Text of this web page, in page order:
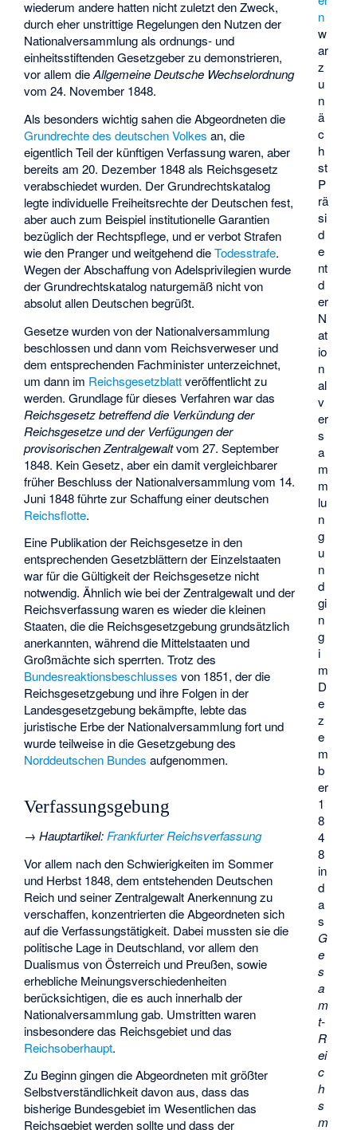
n
w
ar
z
u
n
ä
c
h
st
P
rä
si
d
e
nt
d
er
N
at
io
n
al
v
er
s
a
m
m
lu
n
g
u
n
d
gi
n
g
i
m
D
e
z
e
m
b
er
1
8
4
8
in
d
a
s
G
e
s
a
m
t-
R
ei
c
h
s
m
wiederum andere hatten nicht zuletzt den Zweck,
durch eher unstrittige Regelungen den Nutzen der
Nationalversammlung als ordnungs- und
einheitsstiftenden Gesetzgeber zu demonstrieren,
vor allem dieAllgemeine Deutsche Wechselordnung
vom 24. November 1848.
Als besonders wichtig sahen die Abgeordneten die
Grundrechte des deutschen Volkes an, die
eigentlich Teil der künftigen Verfassung waren, aber
bereits am 20. Dezember 1848 als Reichsgesetz
verabschiedet wurden. Der Grundrechtskatalog
legte individuelle Freiheitsrechte der Deutschen fest,
aber auch zum Beispiel institutionelle Garantien
bezüglich der Rechtspflege, und er verbot Strafen
wie den Pranger und weitgehend dieTodesstrafe.
Wegen der Abschaffung von Adelsprivilegien wurde
der Grundrechtskatalog naturgemäß nicht von
absolut allen Deutschen begrüßt.
Gesetze wurden von der Nationalversammlung
beschlossen und dann vom Reichsverweser und
dem entsprechenden Fachminister unterzeichnet,
um dann im Reichsgesetzblattveröffentlicht zu
werden. Grundlage für dieses Verfahren war das
Reichsgesetz betreffend die Verkündung der
Reichsgesetze und der Verfügungen der
provisorischen Zentralgewaltvom 27. September
1848. Kein Gesetz, aber ein damit vergleichbarer
früher Beschluss der Nationalversammlung vom 14.
Juni 1848 führte zur Schaffung einer deutschen
Reichsflotte.
Eine Publikation der Reichsgesetze in den
entsprechenden Gesetzblättern der Einzelstaaten
war für die Gültigkeit der Reichsgesetze nicht
notwendig. Ähnlich wie bei der Zentralgewalt und der
Reichsverfassung waren es wieder die kleinen
Staaten, die die Reichsgesetzgebung grundsätzlich
anerkannten, während die Mittelstaaten und
Großmächte sich sperrten. Trotz des
Bundesreaktionsbeschlusses von 1851, der die
Reichsgesetzgebung und ihre Folgen in der
Landesgesetzgebung bekämpfte, lebte das
juristische Erbe der Nationalversammlung fort und
wurde teilweise in die Gesetzgebung des
Norddeutschen Bundes aufgenommen.
Verfassungsgebung
→Hauptartikel: Frankfurter Reichsverfassung
Vor allem nach den Schwierigkeiten im Sommer
und Herbst 1848, dem entstehenden Deutschen
Reich und seiner Zentralgewalt Anerkennung zu
verschaffen, konzentrierten die Abgeordneten sich
auf die Verfassungstätigkeit. Dabei mussten sie die
politische Lage in Deutschland, vor allem den
Dualismus von Österreich und Preußen, sowie
erhebliche Meinungsverschiedenheiten
berücksichtigen, die es auch innerhalb der
Nationalversammlung gab. Umstritten waren
insbesondere das Reichsgebiet und das
Reichsoberhaupt.
Zu Beginn gingen die Abgeordneten mit größter
Selbstverständlichkeit davon aus, dass das
bisherige Bundesgebiet im Wesentlichen das
Reichsgebiet werden sollte und dass der